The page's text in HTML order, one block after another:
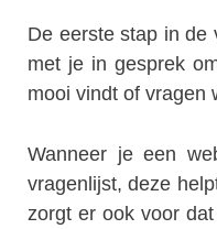
De eerste stap in de
met je in gesprek
mooi vindt of vragen
Wanneer je een
vragenlijst, deze
zorgt er ook voor